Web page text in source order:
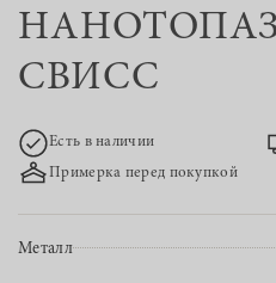
СВИСС
Есть в наличии
Примерка перед покупкой
Металл